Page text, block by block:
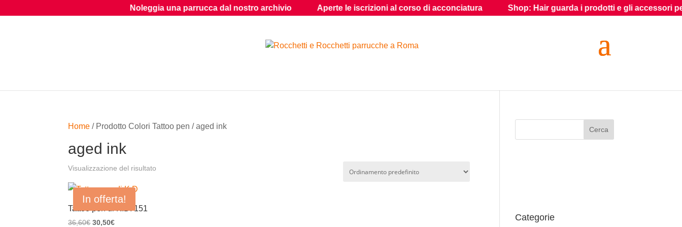
Home / Prodotto Colori Tattoo pen / aged ink
aged ink
Visualizzazione del risultato
In offerta!
Tattoo pen di K.D. 151
36,60€ Il
30,50€Il
Categorie
Noleggia una parrucca dal nostro archivio Aperte le iscrizioni al corso di acconciatura Shop: Hair guarda i prodotti e gli accessori per gli